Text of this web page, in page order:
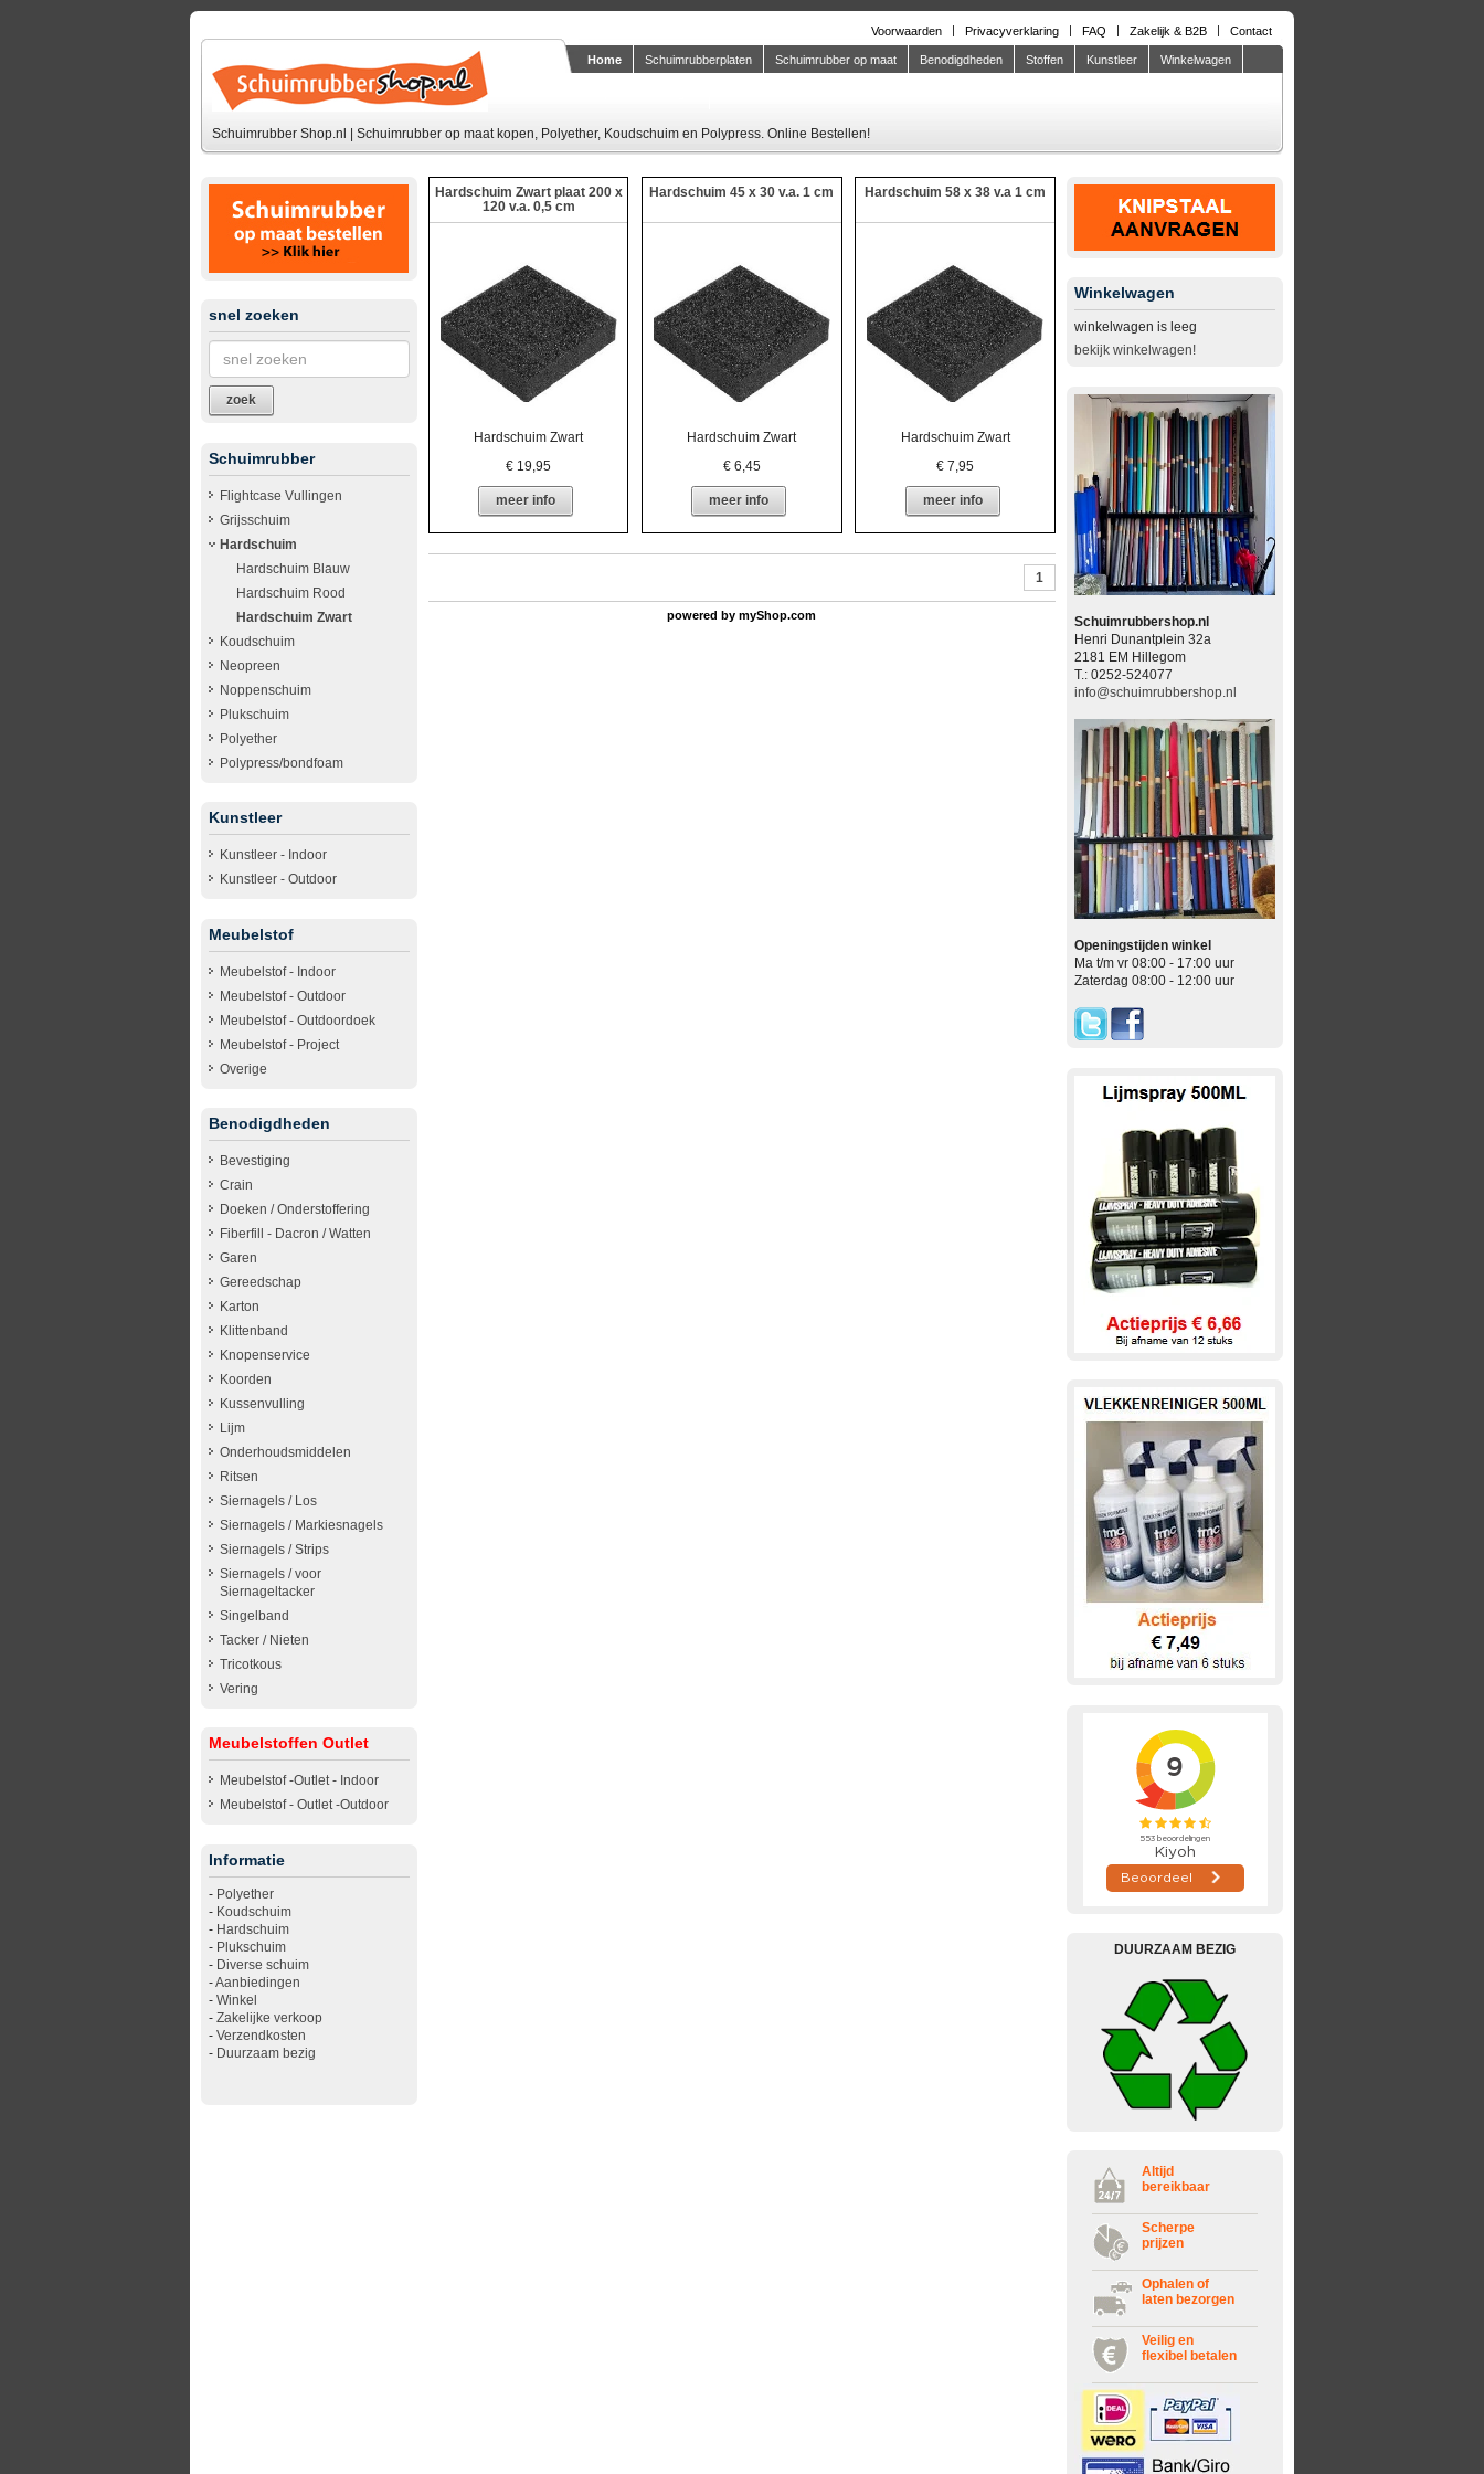
Voorwaarden Privacyverklaring FAQ Zakelijk & B2B Contact
Schuimrubber Shop.nl | Schuimrubber op maat kopen, Polyether, Koudschuim en Polypress. Online Bestellen!
Home Schuimrubberplaten Schuimrubber op maat Benodigdheden Stoffen Kunstleer Winkelwagen
snel zoeken
zoek
Schuimrubber
Flightcase Vullingen
Grijsschuim
Hardschuim
Hardschuim Blauw
Hardschuim Rood
Hardschuim Zwart
Koudschuim
Neopreen
Noppenschuim
Plukschuim
Polyether
Polypress/bondfoam
Kunstleer
Kunstleer - Indoor
Kunstleer - Outdoor
Meubelstof
Meubelstof - Indoor
Meubelstof - Outdoor
Meubelstof - Outdoordoek
Meubelstof - Project
Overige
Benodigdheden
Bevestiging
Crain
Doeken / Onderstoffering
Fiberfill - Dacron / Watten
Garen
Gereedschap
Karton
Klittenband
Knopenservice
Koorden
Kussenvulling
Lijm
Onderhoudsmiddelen
Ritsen
Siernagels / Los
Siernagels / Markiesnagels
Siernagels / Strips
Siernagels / voor
Siernageltacker
Singelband
Tacker / Nieten
Tricotkous
Vering
Meubelstoffen Outlet
Meubelstof -Outlet - Indoor
Meubelstof - Outlet -Outdoor
Informatie
- Polyether
- Koudschuim
- Hardschuim
- Plukschuim
- Diverse schuim
-Aanbiedingen
- Winkel
- Zakelijke verkoop
- Verzendkosten
- Duurzaam bezig
Hardschuim Zwart plaat 200 x
120 v.a. 0,5 cm
Hardschuim Zwart
€ 19,95
meer info
Hardschuim 45 x 30 v.a. 1 cm
Hardschuim Zwart
€ 6,45
meer info
Hardschuim 58 x 38 v.a 1 cm
Hardschuim Zwart
€7,95
meer info
1
powered bymyShop.com
Winkelwagen
winkelwagen is leeg
bekijk winkelwagen!
Schuimrubbershop.nl
Henri Dunantplein 32a
2181 EM Hillegom
T.: 0252-524077
info@schuimrubbershop.nl
Openingstijden winkel
Ma t/m vr 08:00 - 17:00 uur
Zaterdag 08:00 - 12:00 uur
DUURZAAM BEZIG
Altijd
bereikbaar
Scherpe
prijzen
Ophalen of
laten bezorgen
Veilig en
flexibel betalen